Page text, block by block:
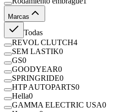
Marcas
Todas
REVOL CLUTCH4
SEM LASTIK0
GS0
GOODYEAR0
SPRINGRIDE0
HTP AUTOPARTS0
Hella0
GAMMA ELECTRIC USA0